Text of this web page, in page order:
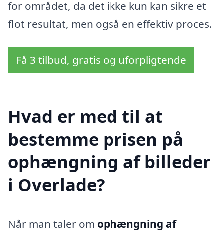
for området, da det ikke kun kan sikre et
flot resultat, men også en effektiv proces.
Få 3 tilbud, gratis og uforpligtende
Hvad er med til at
bestemme prisen på
ophængning af billeder
i Overlade?
Når man taler om ophængning af